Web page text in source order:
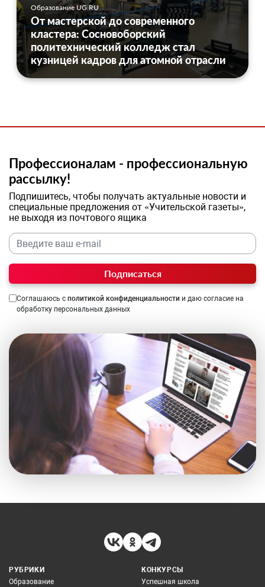
Образование UG.RU
От мастерской до современного
кластера: Сосновоборский
политехнический колледж стал
кузницей кадров для атомной отрасли
Профессионалам - профессиональную
рассылку!
Подпишитесь, чтобы получать актуальные новости и
специальные предложения от «Учительской газеты»,
не выходя из почтового ящика
Подписаться
Соглашаюсь с политикой конфиденциальности и даю согласие на
обработку персональных данных
РУБРИКИ
Образование
КОНКУРСЫ
Успешная школа